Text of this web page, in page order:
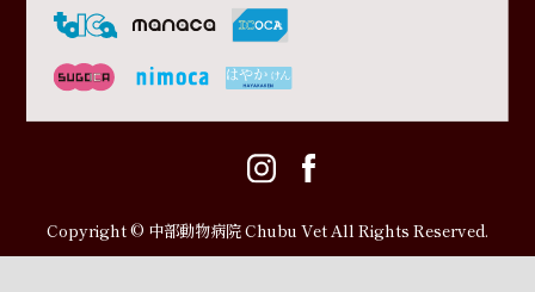
Copyright © 中部動物病院 Chubu Vet All Rights Reserved.